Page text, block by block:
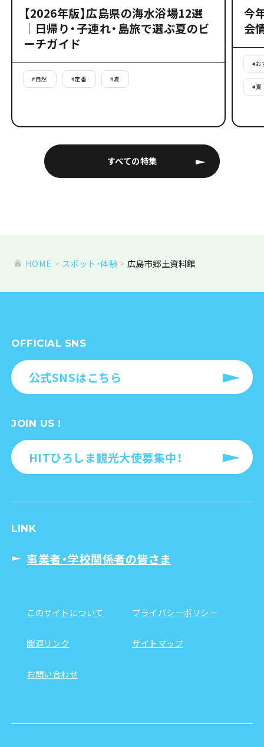
すべての特集
【2026年版】広島県の海水浴場12選
｜日帰り・子連れ・島旅で選ぶ夏のビ
ーチガイド
#自然 #定番 #夏
今
会
#お
#夏
HOME スポット・体験 広島市郷土資料館
OFFICIAL SNS
公式SNSはこちら
JOIN US !
HITひろしま観光大使募集中！
LINK
事業者・学校関係者の皆さま
このサイトについて プライバシーポリシー
関連リンク サイトマップ
お問い合わせ